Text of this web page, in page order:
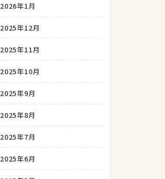
2026年1月
2025年12月
2025年11月
2025年10月
2025年9月
2025年8月
2025年7月
2025年6月